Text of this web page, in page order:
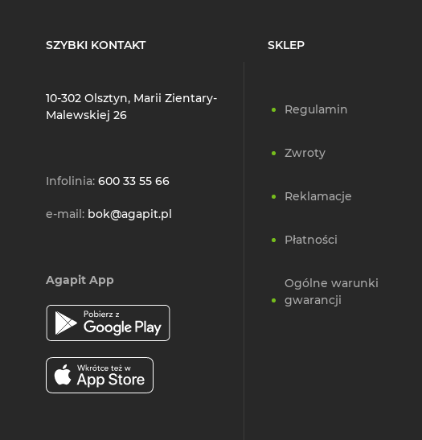
SZYBKI KONTAKT
10-302 Olsztyn, Marii Zientary-
Malewskiej 26
Infolinia: 600 33 55 66
e-mail: bok@agapit.pl
Agapit App
SKLEP
Regulamin
Zwroty
Reklamacje
Płatności
Ogólne warunki
gwarancji